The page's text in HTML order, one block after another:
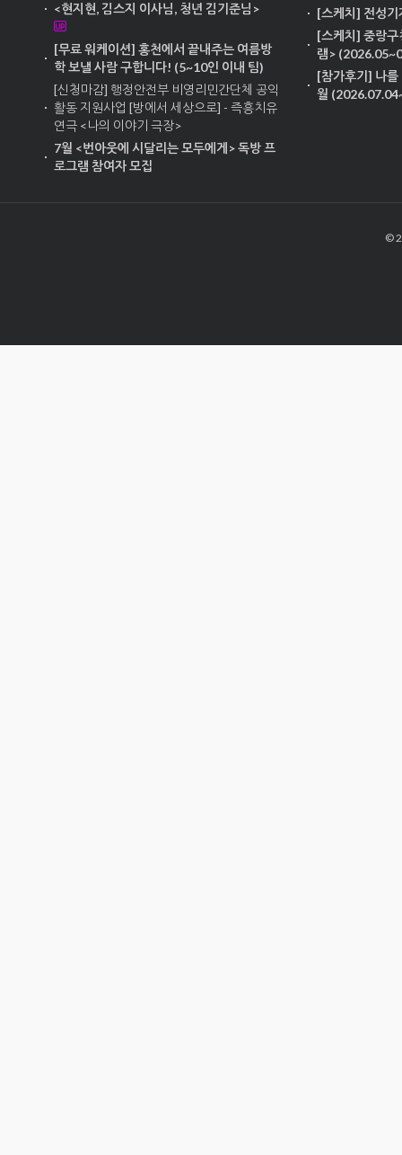
<현지현, 김스지 이사님, 청년 김기준님>
[무료 워케이션] 홍천에서 끝내주는 여름방
학 보낼 사람 구합니다! (5~10인 이내 팀)
[신청마감] 행정안전부 비영리민간단체 공익
활동 지원사업 [방에서 세상으로] - 즉흥치유
연극 <나의 이야기 극장>
7월 <번아웃에 시달리는 모두에게> 독방 프
로그램 참여자 모집
[스케치] 전성
[스케치] 중랑구
램>
[참가후기] 나를
월
©